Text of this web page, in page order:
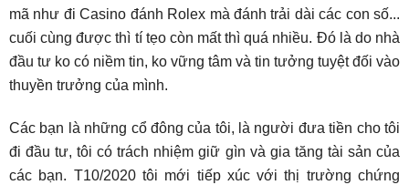
mã như đi Casino đánh Rolex mà đánh trải dài các con số...
cuối cùng được thì tí tẹo còn mất thì quá nhiều. Đó là do nhà
đầu tư ko có niềm tin, ko vững tâm và tin tưởng tuyệt đối vào
thuyền trưởng của mình.
Các bạn là những cổ đông của tôi, là người đưa tiền cho tôi
đi đầu tư, tôi có trách nhiệm giữ gìn và gia tăng tài sản của
các bạn. T10/2020 tôi mới tiếp xúc với thị trường chứng